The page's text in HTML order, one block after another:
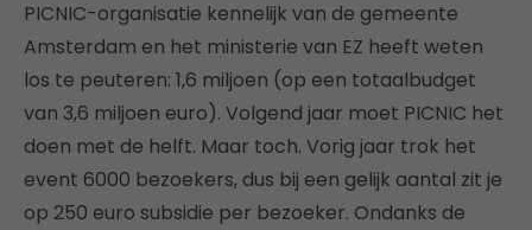
PICNIC-organisatie kennelijk van de gemeente
Amsterdam en het ministerie van EZ heeft weten
los te peuteren: 1,6 miljoen (op een totaalbudget
van 3,6 miljoen euro). Volgend jaar moet PICNIC het
doen met de helft. Maar toch. Vorig jaar trok het
event 6000 bezoekers, dus bij een gelijk aantal zit je
op 250 euro subsidie per bezoeker. Ondanks de